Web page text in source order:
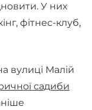
У них
фітнес-клуб,
вулиці Малій
садиби